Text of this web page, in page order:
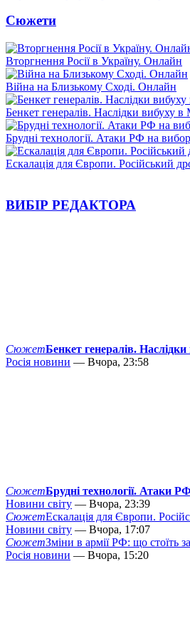
Сюжети
Вторгнення Росії в Україну. Онлайн
Війна на Близькому Сході. Онлайн
Бенкет генералів. Наслідки вибуху в
Брудні технології. Атаки РФ на
Ескалація для Європи. Російський
ВИБІР РЕДАКТОРА
СюжетБенкет генералів.
Росія новини — Вчора, 23:58
СюжетБрудні технології. Атаки
Новини світу — Вчора, 23:39
СюжетЕскалація для Європи.
Новини світу — Вчора, 17:07
СюжетЗміни в армії РФ: що стоїть
Росія новини — Вчора, 15:20